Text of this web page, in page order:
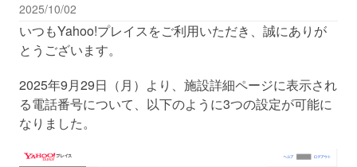
2025/10/02
いつもYahoo!プレイスをご利用いただき、誠にありが
とうございます。​
2025年9月29日（月）より、施設詳細ページに表示され
る電話番号について、以下のように3つの設定が可能に
なりました。